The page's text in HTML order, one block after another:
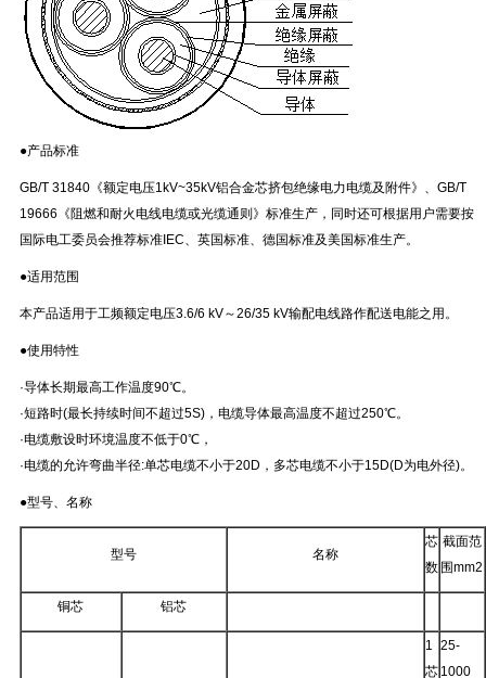
●产品标准
GB/T 31840《额定电压1kV~35kV铝合金芯挤包绝缘电力电缆及附件》、GB/T
19666《阻燃和耐火电线电缆或光缆通则》标准生产，同时还可根据用户需要按
国际电工委员会推荐标准IEC、英国标准、德国标准及美国标准生产。
●适用范围
本产品适用于工频额定电压3.6/6 kV～26/35 kV输配电线路作配送电能之用。
●使用特性
·导体长期最高工作温度90℃。
·短路时(最长持续时间不超过5S)，电缆导体最高温度不超过250℃。
·电缆敷设时环境温度不低于0℃，
·电缆的允许弯曲半径:单芯电缆不小于20D，多芯电缆不小于15D(D为电外径)。
●型号、名称
型号 名称
芯
数
截面范
围mm2
铜芯 铝芯
1
芯
25-
1000